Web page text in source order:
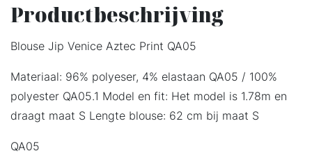
Productbeschrijving
Blouse Jip Venice Aztec Print QA05
Materiaal: 96% polyeser, 4% elastaan QA05 / 100%
polyester QA05.1 Model en fit: Het model is 1.78m en
draagt maat S Lengte blouse: 62 cm bij maat S
QA05